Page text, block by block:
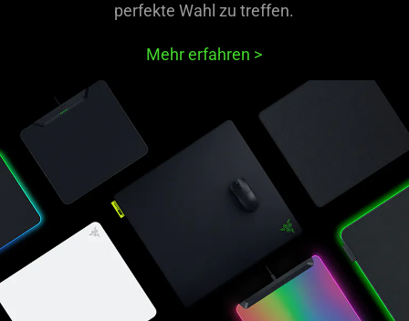
perfekte Wahl zu treffen.
Mehr erfahren >